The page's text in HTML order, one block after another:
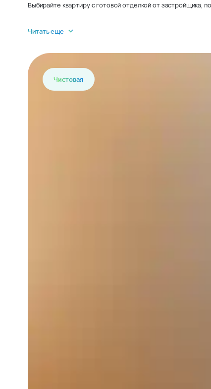
Выбирайте квартиру с готовой отделкой от застройщика,
Читать еще
Чистовая